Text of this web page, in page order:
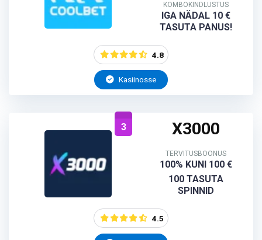
KOMBOKINDLUSTUS
IGA NÄDAL 10 €
TASUTA PANUS!
4.8
Kasiinosse
3 X3000
TERVITUSBOONUS
100% KUNI 100 €
100 TASUTA
SPINNID
4.5